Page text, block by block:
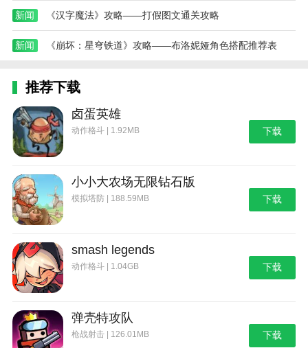
新闻 《汉字魔法》攻略——打假图文通关攻略
新闻 《崩坏：星穹铁道》攻略——布洛妮娅角色搭配推荐表
推荐下载
卤蛋英雄
动作格斗 | 1.92MB 下载
小小大农场无限钻石版
模拟塔防 | 188.59MB 下载
smash legends
动作格斗 | 1.04GB 下载
弹壳特攻队
枪战射击 | 126.01MB 下载